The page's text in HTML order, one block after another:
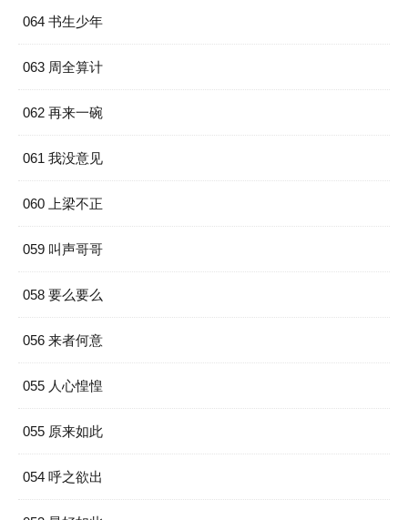
064 书生少年
063 周全算计
062 再来一碗
061 我没意见
060 上梁不正
059 叫声哥哥
058 要么要么
056 来者何意
055 人心惶惶
055 原来如此
054 呼之欲出